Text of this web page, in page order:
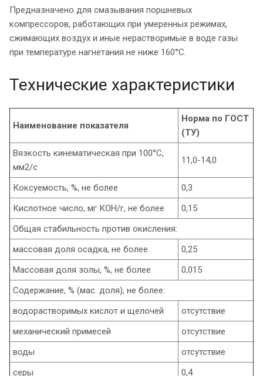
Предназначено для смазывания поршневых
компрессоров, работающих при умеренных режимах,
сжимающих воздух и иные нерастворимые в воде газы
при температуре нагнетания не ниже 160°С.
Технические характеристики
Наименование показателя
Норма по ГОСТ
(ТУ)
Вязкость кинематическая при 100°С,
мм2/с
11,0-14,0
Коксуемость, %, не более
0,3
Кислотное число, мг КОН/г, не более
0,15
Общая стабильность против окисления:
массовая доля осадка, не более
0,25
Массовая доля золы, %, не более
0,015
Содержание, % (мас. доля), не более:
водорастворимых кислот и щелочей
отсутствие
механический примесей
отсутствие
воды
отсутствие
серы
0,4